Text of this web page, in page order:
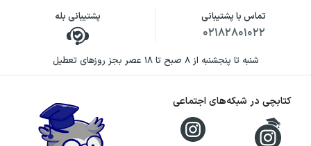
تماس با پشتیبانی
۰۲۱۸۲۸۰۱۰۲۲
پشتیبانی بله
شنبه تا پنجشنبه از ۸ صبح تا ۱۸ عصر بجز روزهای تعطیل
کتابچی در شبکه‌های اجتماعی